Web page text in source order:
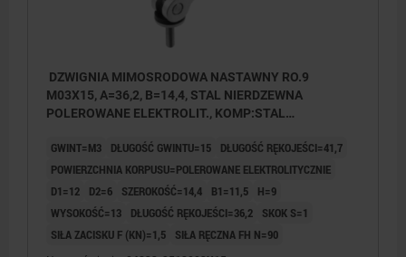
DZWIGNIA MIMOSRODOWA NASTAWNY RO.9
M03X15, A=36,2, B=14,4, STAL NIERDZEWNA
POLEROWANE ELEKTROLIT., KOMP:STAL
GWINT=M3 DŁUGOŚĆ GWINTU=15
DŁUGOŚĆ RĘKOJEŚCI=41,7
POWIERZCHNIA KORPUSU=POLEROWANE ELEKTROLITYCZNIE
D1=12
D2=6 SZEROKOŚĆ=14,4 B1=11,5
H=9
WYSOKOŚĆ=13
DŁUGOŚĆ RĘKOJEŚCI=36,2
SKOK S=1
SIŁA ZACISKU F (KN)=1,5
SIŁA RĘCZNA FH N=90